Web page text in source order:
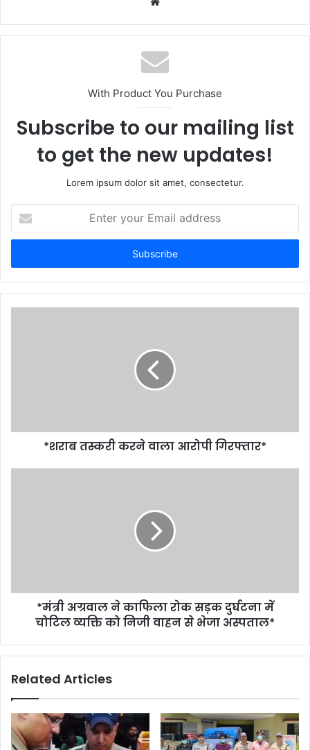
With Product You Purchase
Subscribe to our mailing list
to get the new updates!
Lorem ipsum dolor sit amet, consectetur.
your
Email
*शराब तस्करी करने वाला आरोपी गिरफ्तार*
*मंत्री अग्रवाल ने काफिला रोक सड़क दुर्घटना में
चोटिल व्यक्ति को निजी वाहन से भेजा अस्पताल*
Related Articles